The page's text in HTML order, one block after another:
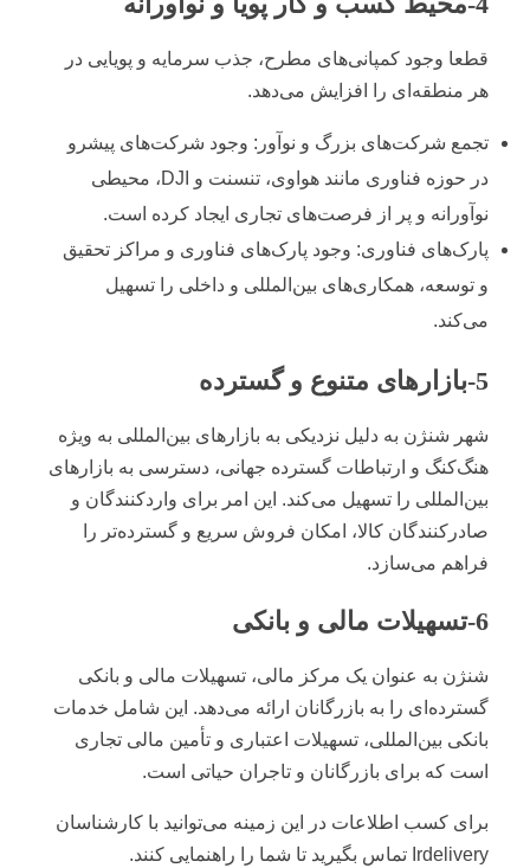
قطعا وجود کمپانی‌های مطرح، جذب سرمایه و پویایی در
هر منطقه‌ای را افزایش می‌دهد.
تجمع شرکت‌های بزرگ و نوآور: وجود شرکت‌های پیشرو
در حوزه فناوری مانند هواوی، تنسنت و DJI، محیطی
نوآورانه و پر از فرصت‌های تجاری ایجاد کرده است.
پارک‌های فناوری: وجود پارک‌های فناوری و مراکز تحقیق
و توسعه، همکاری‌های بین‌المللی و داخلی را تسهیل
می‌کند.
5-بازارهای متنوع و گسترده
شهر شنژن به دلیل نزدیکی به بازارهای بین‌المللی به ویژه
هنگ‌کنگ و ارتباطات گسترده جهانی، دسترسی به بازارهای
بین‌المللی را تسهیل می‌کند. این امر برای واردکنندگان و
صادرکنندگان کالا، امکان فروش سریع و گسترده‌تر را
فراهم می‌سازد.
6-تسهیلات مالی و بانکی
شنژن به عنوان یک مرکز مالی، تسهیلات مالی و بانکی
گسترده‌ای را به بازرگانان ارائه می‌دهد. این شامل خدمات
بانکی بین‌المللی، تسهیلات اعتباری و تأمین مالی تجاری
است که برای بازرگانان و تاجران حیاتی است.
برای کسب اطلاعات در این زمینه می‌توانید با کارشناسان
Irdelivery تماس بگیرید تا شما را راهنمایی کنند.